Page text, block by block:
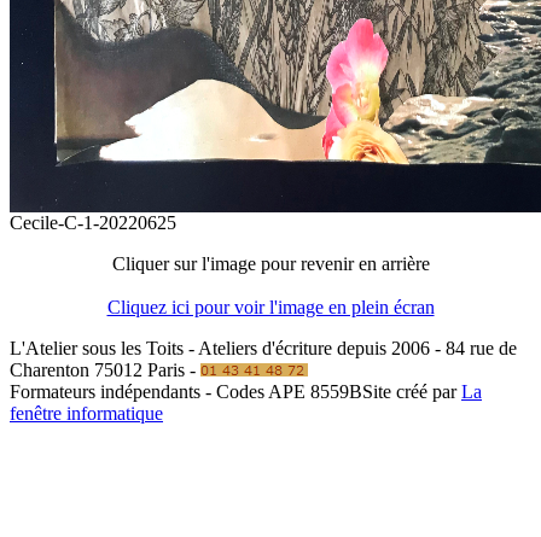
Cecile-C-1-20220625
Cliquer sur l'image pour revenir en arrière
Cliquez ici pour voir l'image en plein écran
L'Atelier sous les Toits - Ateliers d'écriture depuis 2006 - 84 rue de
Charenton 75012 Paris -
Formateurs indépendants - Codes APE 8559BSite créé parLa
fenêtre informatique